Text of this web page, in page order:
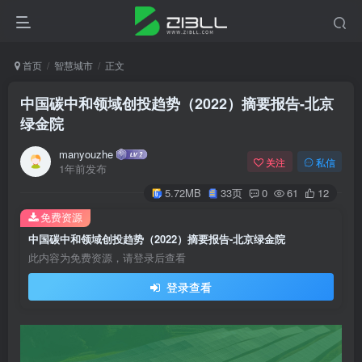
首页 智慧城市 正文
中国碳中和领域创投趋势（2022）摘要报告-北京
绿金院
manyouzhe
1年前发布
关注 私信
5.72MB 33页 0 61 12
中国碳中和领域创投趋势（2022）摘要报告-北京绿金院
此内容为免费资源，请登录后查看
登录查看
免费资源